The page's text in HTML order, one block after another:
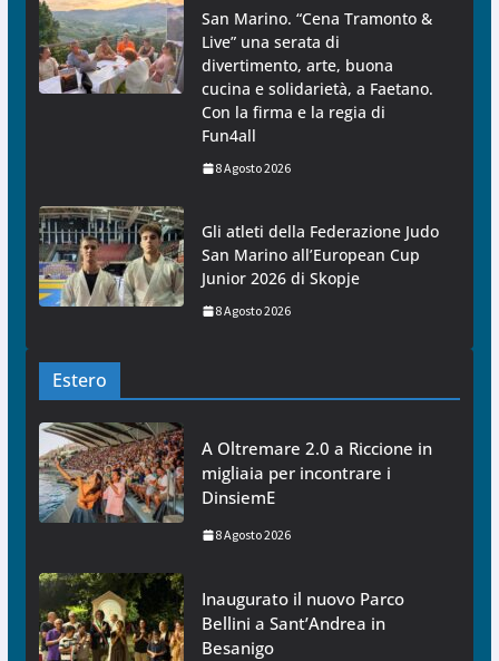
San Marino. “Cena Tramonto &
Live” una serata di
divertimento, arte, buona
cucina e solidarietà, a Faetano.
Con la firma e la regia di
Fun4all
8 Agosto 2026
Gli atleti della Federazione Judo
San Marino all’European Cup
Junior 2026 di Skopje
8 Agosto 2026
Estero
A Oltremare 2.0 a Riccione in
migliaia per incontrare i
DinsiemE
8 Agosto 2026
Inaugurato il nuovo Parco
Bellini a Sant’Andrea in
Besanigo